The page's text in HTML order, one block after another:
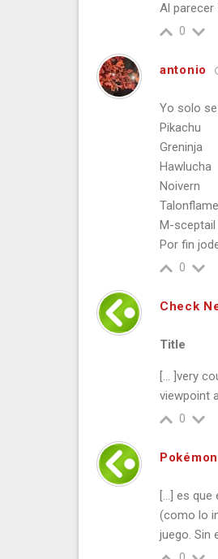
Al parecer
0
antonio
Yo solo
Pikachu
Greninja
Hawlucha
Noivern
Talonflame
M-sceptail
Por fin
0
Check
Title
[… ]very
viewpoint
0
[…] es
(como lo
juego. Sin